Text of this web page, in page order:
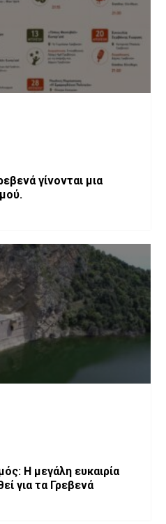
γίνονται μια
Η μεγάλη ευκαιρία
για τα Γρεβενά